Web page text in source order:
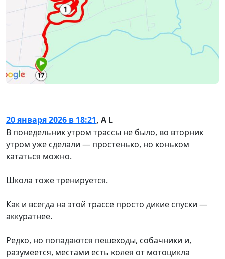
20 января 2026 в 18:21, A L
В понедельник утром трассы не было, во вторник
утром уже сделали — простенько, но коньком
кататься можно.
Школа тоже тренируется.
Как и всегда на этой трассе просто дикие спуски —
аккуратнее.
Редко, но попадаются пешеходы, собачники и,
разумеется, местами есть колея от мотоцикла